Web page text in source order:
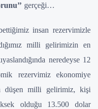
gerçeği…
insan rezervimizle
milli gelirimizin en
neredeyse 12
rezervimiz ekonomiye
düşen milli gelirimiz, kişi
olduğu 13.500 dolar